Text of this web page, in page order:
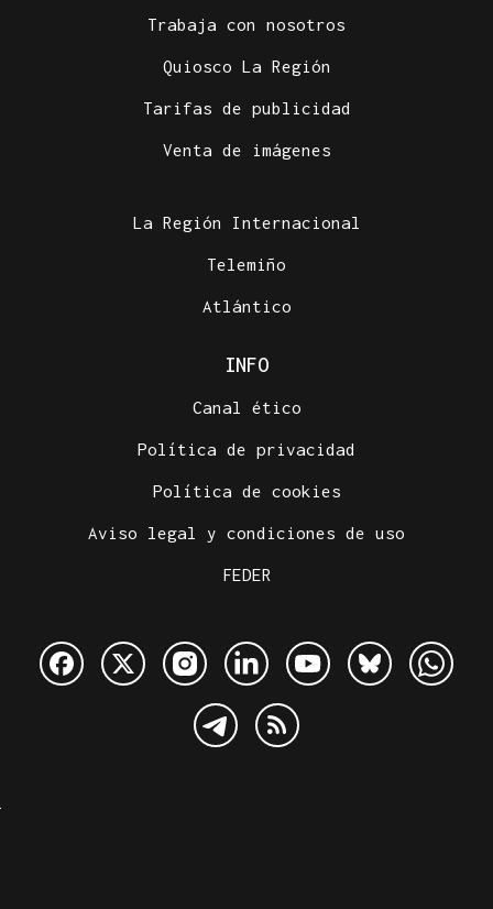
Trabaja con nosotros
Quiosco La Región
Tarifas de publicidad
Venta de imágenes
La Región Internacional
Telemiño
Atlántico
INFO
Canal ético
Política de privacidad
Política de cookies
Aviso legal y condiciones de uso
FEDER